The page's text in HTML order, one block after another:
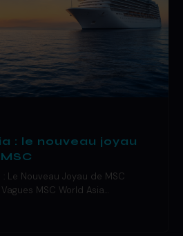
: le nouveau joyau
: Le Nouveau Joyau de MSC
MSC World Asia…